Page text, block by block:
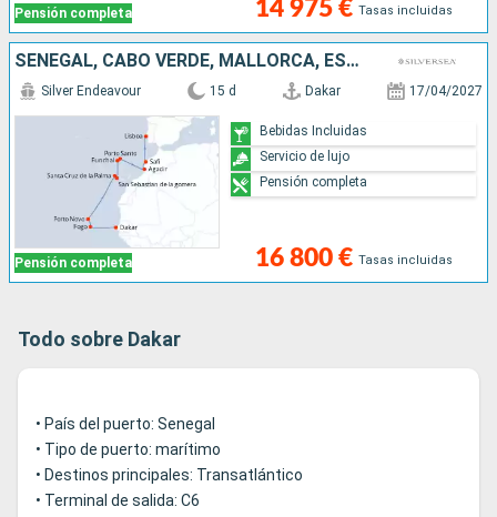
Pensión completa 14 975 € Tasas incluidas
SENEGAL, CABO VERDE, MALLORCA, ESPAÑA, PORTUGAL, MARRUECOS
Pensión completa
Silver Endeavour 15 d Dakar 17/04/2027
16 800 € Tasas incluidas
Bebidas Incluidas
Servicio de lujo
Pensión completa
Todo sobre Dakar
• País del puerto: Senegal
• Tipo de puerto: marítimo
• Destinos principales: Transatlántico
• Terminal de salida: C6